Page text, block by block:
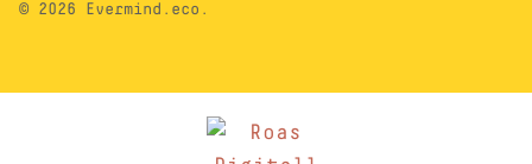
© 2026 Evermind.eco .